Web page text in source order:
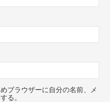
ブラウザーに自分の名前、メ
る。